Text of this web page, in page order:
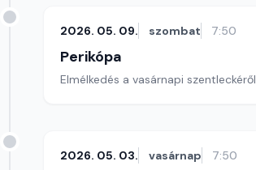
2026. 05. 09. szombat 7:50
Perikópa
Elmélkedés a vasárnapi szentleckéről
2026. 05. 03. vasárnap 7:50